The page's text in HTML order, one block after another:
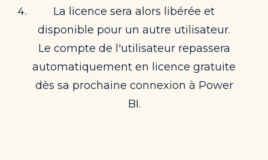
La licence sera alors libérée et
disponible pour un autre utilisateur.
Le compte de l'utilisateur repassera
automatiquement en licence gratuite
dès sa prochaine connexion à Power
BI.